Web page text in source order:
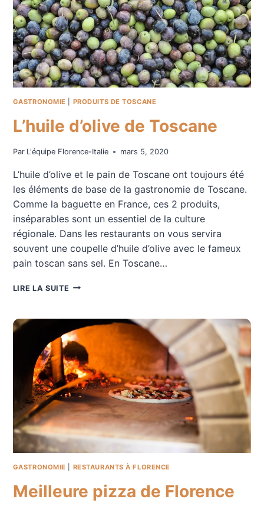
GASTRONOMIE PRODUITS DE TOSCANE
L’huile d’olive de Toscane
Par L'équipe Florence-Italie mars 5, 2020
L’huile d’olive et le pain de Toscane ont toujours été
les éléments de base de la gastronomie de Toscane.
Comme la baguette en France, ces 2 produits,
inséparables sont un essentiel de la culture
régionale. Dans les restaurants on vous servira
souvent une coupelle d’huile d’olive avec le fameux
pain toscan sans sel. En Toscane…
LIRE LA SUITE L’HUILE
TOSCANE
GASTRONOMIE RESTAURANTS À FLORENCE
Meilleure pizza de Florence